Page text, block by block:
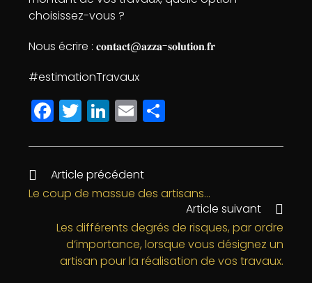
choisissez-vous ?
Nous écrire : 𝐜𝐨𝐧𝐭𝐚𝐜𝐭@𝐚𝐳𝐳𝐚-𝐬𝐨𝐥𝐮𝐭𝐢𝐨𝐧.𝐟𝐫
#estimationTravaux
F
a
c
e
b
o
o
k
T
w
itt
e
r
Li
n
k
e
dI
n
E
m
ai
l
rt
g
e
r
Article précédent
Le coup de massue des artisans…
Article suivant
Les différents degrés de risques, par ordre
d’importance, lorsque vous désignez un
artisan pour la réalisation de vos travaux.